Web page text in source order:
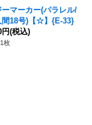
ーマーカー(パラレル/
間18号)【☆】{E-33}
円(税込)
枚